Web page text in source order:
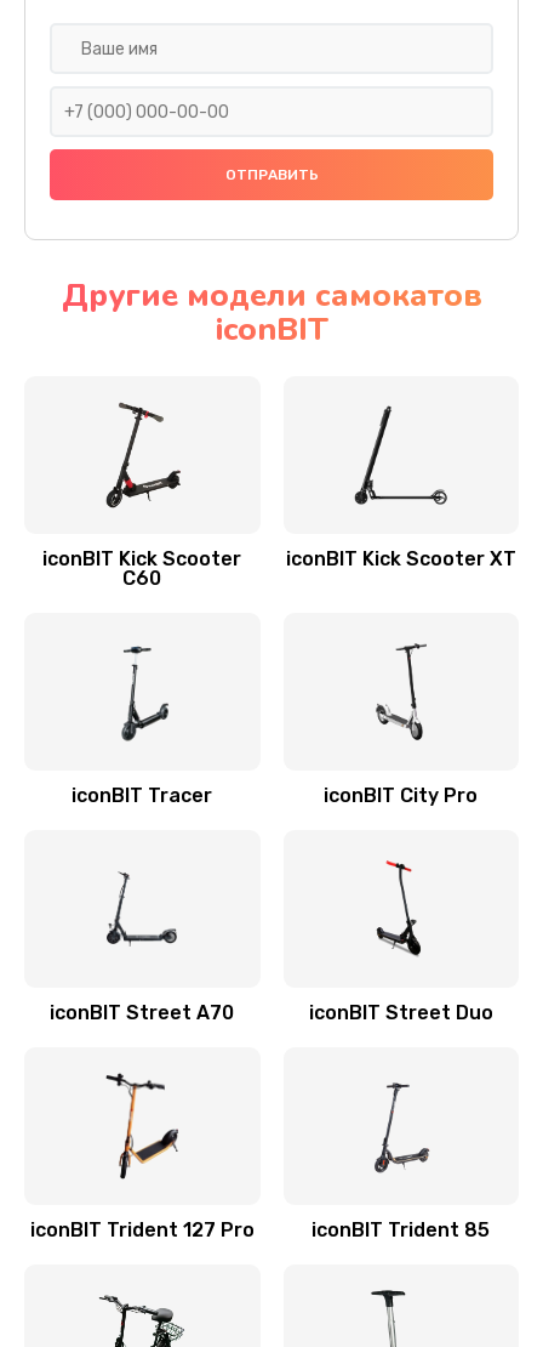
Другие модели самокатов
iconBIT
iconBIT Kick Scooter
C60
iconBIT Kick Scooter XT
iconBIT Tracer iconBIT City Pro
iconBIT Street A70 iconBIT Street Duo
iconBIT Trident 127 Pro iconBIT Trident 85